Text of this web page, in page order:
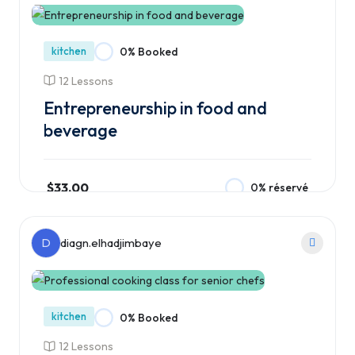
kitchen 0% Booked
12 Lessons
Entrepreneurship in food and
beverage
$33.00 0% réservé
D diagn.elhadjimbaye
kitchen 0% Booked
12 Lessons